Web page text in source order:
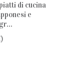
di cucina
e